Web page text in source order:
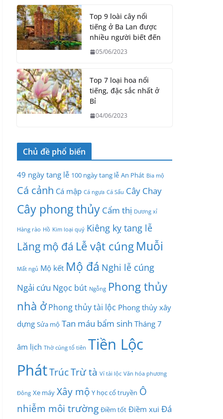
Top 9 loài cây nổi
tiếng ở Ba Lan được
nhiều người biết đến
05/06/2023
Top 7 loại hoa nổi
tiếng, đặc sắc nhất ở
Bỉ
04/06/2023
Chủ đề phổ biến
49 ngày tang lễ 100 ngày tang lễ An Phát Bia mộ
Cá cảnh Cá mập Cá ngựa Cá Sấu Cây Chay
Cây phong thủy Cẩm thị Dương xỉ
Hàng rào Hồ Kim loại quý Kiêng kỵ tang lễ
Lăng mộ đá Lễ vật cúng Muỗi
Mất ngủ Mộ kết Mộ đá Nghi lễ cúng
Ngải cứu Ngọc bút Ngỗng Phong thủy
nhà ở Phong thủy tài lộc Phong thủy xây
dựng Sửa mộ Tan máu bẩm sinh Tháng 7
âm lịch Thờ cúng tổ tiên Tiền Lộc
PhátTrúcTrừ tà Ví tài lộc Văn hóa phương
Đông Xe máy Xây mộ Y học cổ truyền Ô
nhiễm môi trường Điềm tốt Điềm xui Đá